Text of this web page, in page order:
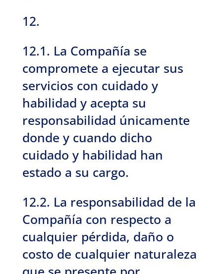
12.
12.1. La Compañía se
compromete a ejecutar sus
servicios con cuidado y
habilidad y acepta su
responsabilidad únicamente
donde y cuando dicho
cuidado y habilidad han
estado a su cargo.
12.2. La responsabilidad de la
Compañía con respecto a
cualquier pérdida, daño o
costo de cualquier naturaleza